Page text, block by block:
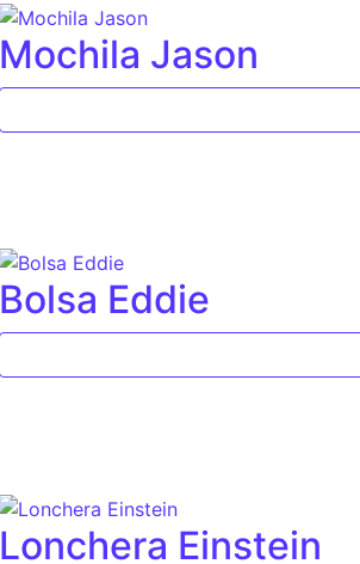
Mochila Jason
Bolsa Eddie
Lonchera Einstein